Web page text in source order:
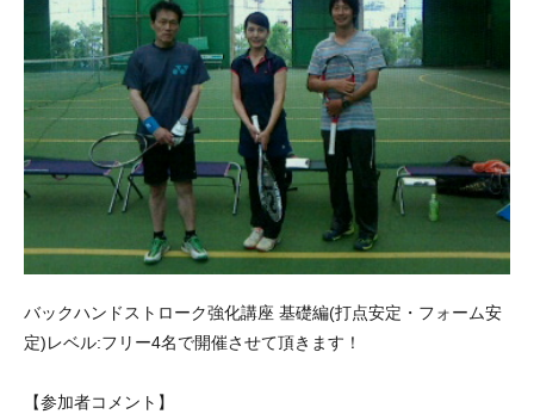
バックハンドストローク強化講座 基礎編(打点安定・フォーム安
定)レベル:フリー4名で開催させて頂きます！
【参加者コメント】